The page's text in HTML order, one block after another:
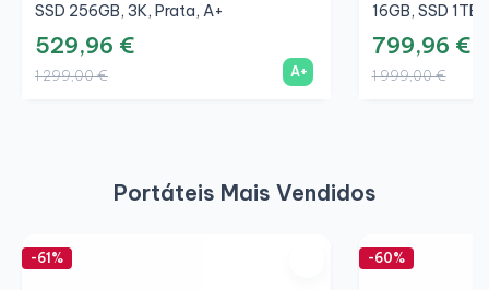
SSD 256GB, 3K, Prata, A+
529,96 €
1 299,00 € A+
16GB, SSD
799,96 €
1 999,00 €
Portáteis Mais Vendidos
-61% -60%